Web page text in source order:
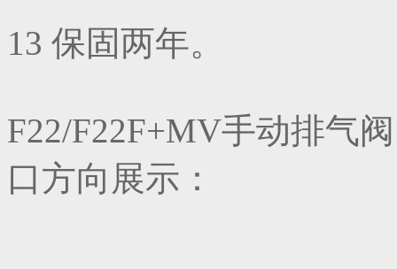
13 保固两年。
F22/F22F+MV手动排气
口方向展示：